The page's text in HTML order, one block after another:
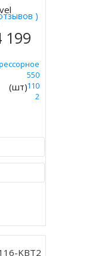
)
Х 595 Х 550
110
2
199
(шт)